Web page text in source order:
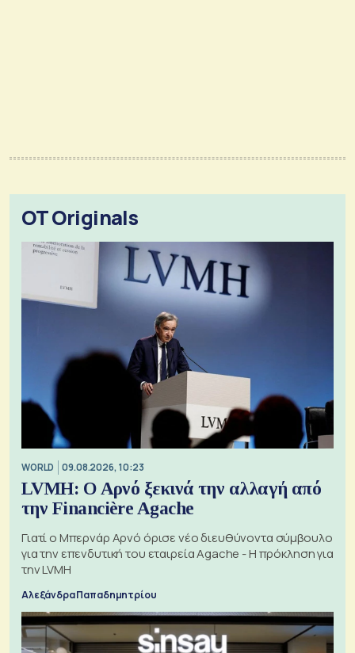
OT Originals
WORLD 09.08.2026, 10:23
LVMH: Ο Αρνό ξεκινά την αλλαγή από
την Financière Agache
Γιατί ο Μπερνάρ Αρνό όρισε νέο διευθύνοντα σύμβουλο
για την επενδυτική του εταιρεία Agache - Η πρόκληση για
την LVMH
Αλεξάνδρα Παπαδημητρίου